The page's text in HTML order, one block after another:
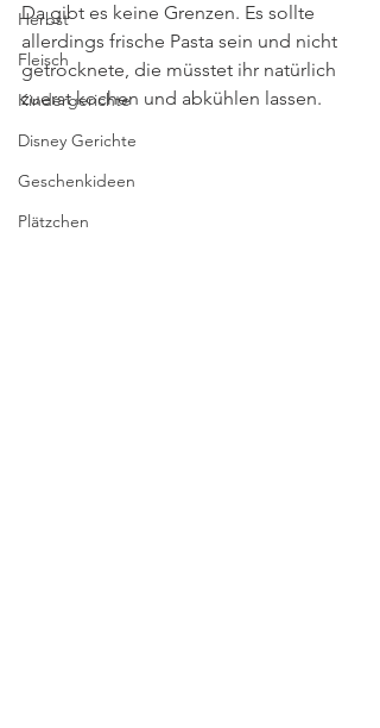
Herbst
Fleisch
Kindergerichte
Disney Gerichte
Geschenkideen
Plätzchen
Da gibt es keine Grenzen. Es sollte
allerdings frische Pasta sein und nicht
getrocknete, die müsstet ihr natürlich
zuerst kochen und abkühlen lassen.